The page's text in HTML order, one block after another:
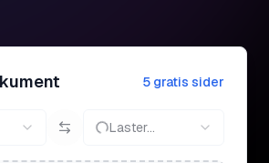
5 gratis sider
Laster...